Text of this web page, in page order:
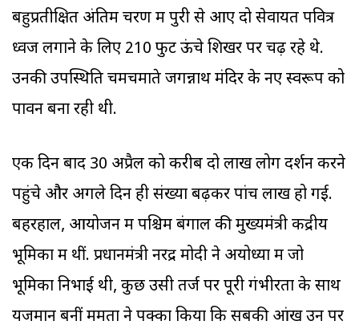
बहुप्रतीक्षित अंतिम चरण में पुरी से आए दो सेवायत पवित्र
ध्वज लगाने के लिए 210 फुट ऊंचे शिखर पर चढ़ रहे थे.
उनकी उपस्थिति चमचमाते जगन्नाथ मंदिर के नए स्वरूप को
पावन बना रही थी.
एक दिन बाद 30 अप्रैल को करीब दो लाख लोग दर्शन करने
पहुंचे और अगले दिन ही संख्या बढ़कर पांच लाख हो गई.
बहरहाल, आयोजन में पश्चिम बंगाल की मुख्यमंत्री केंद्रीय
भूमिका में थीं. प्रधानमंत्री नरेंद्र मोदी ने अयोध्या में जो
भूमिका निभाई थी, कुछ उसी तर्ज पर पूरी गंभीरता के साथ
यजमान बनीं ममता ने पक्का किया कि सबकी आंखें उन पर